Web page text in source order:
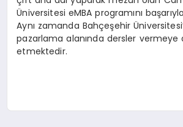
Üniversitesi eMBA programını
Aynı zamanda Bahçeşehir
pazarlama alanında dersler vermeye
etmektedir.